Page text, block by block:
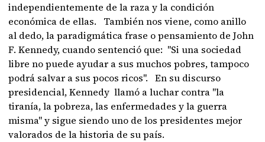
independientemente de la raza y la condición
económica de ellas. También nos viene, como anillo
al dedo, la paradigmática frase o pensamiento de John
F. Kennedy, cuando sentenció que: "Si una sociedad
libre no puede ayudar a sus muchos pobres, tampoco
podrá salvar a sus pocos ricos". En su discurso
presidencial, Kennedy llamó a luchar contra "la
tiranía, la pobreza, las enfermedades y la guerra
misma" y sigue siendo uno de los presidentes mejor
valorados de la historia de su país.